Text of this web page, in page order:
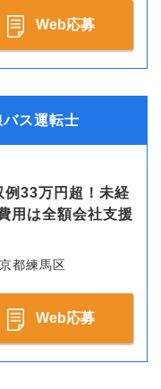
Web応募
ス運転士
例33万円超！未経
用は全額会社支援
都練馬区
Web応募